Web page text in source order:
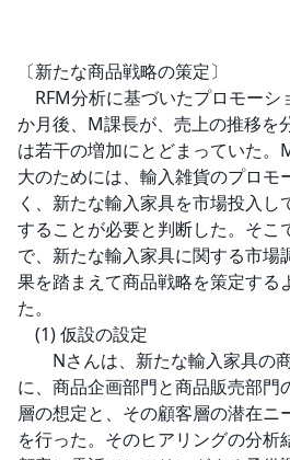
〔新たな商品戦略の策定〕
RFM分析に基づいたプロモーシ
か月後、M課長が、売上の推移を
は若干の増加にとどまっていた
大のためには、輸入雑貨のプロモ
く、新たな輸入家具を市場投入し
することが必要と判断した。そこ
で、新たな輸入家具に関する市場
果を踏まえて商品戦略を策定する
た。
(1) 仮設の設定
Nさんは、新たな輸入家具の
に、商品企画部門と商品販売部門
層の想定と、その顧客層の潜在ニ
を行った。そのヒアリングの分析